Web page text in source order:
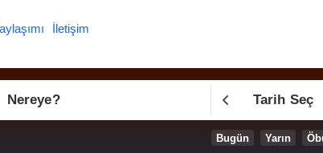
İletişim
Nereye? Tarih Seç
Bugün Yarın